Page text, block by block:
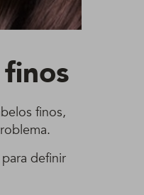
finos,
definir